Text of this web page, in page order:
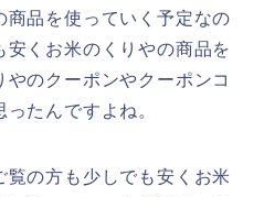
商品を使っていく予定なの
くお米のくりやの商品を
のクーポンやクーポンコ
たんですよね。
の方も少しでも安くお米